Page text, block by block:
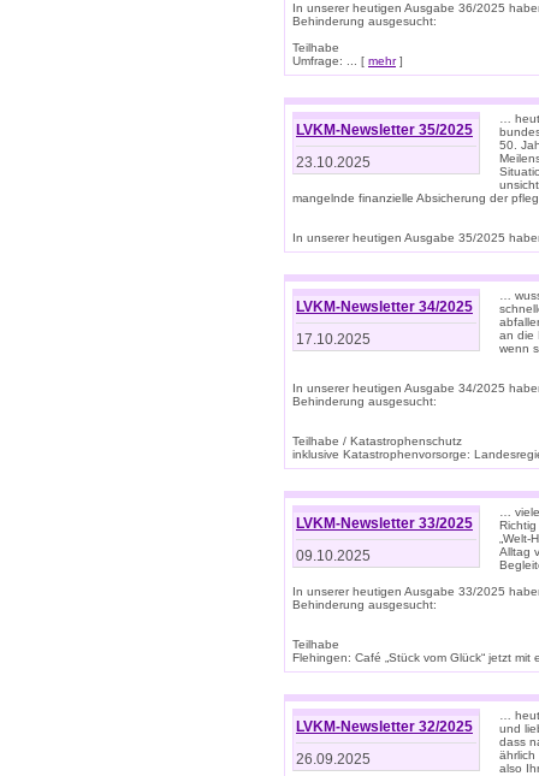
In unserer heutigen Ausgabe 36/2025
Behinderung ausgesucht:
Teilhabe
Umfrage: ... [ mehr]
LVKM-Newsletter 35/2025
23.10.2025
…
50.
mangelnde finanzielle Absicherung der
In unserer heutigen Ausgabe 35/2025
LVKM-Newsletter 34/2025
17.10.2025
…
an die
wenn
In unserer heutigen Ausgabe 34/2025
Behinderung ausgesucht:
Teilhabe / Katastrophenschutz
inklusive Katastrophenvorsorge:
LVKM-Newsletter 33/2025
09.10.2025
…
Alltag
In unserer heutigen Ausgabe 33/2025
Behinderung ausgesucht:
Teilhabe
Flehingen: Café „Stück vom Glück“ jetzt mit
LVKM-Newsletter 32/2025
26.09.2025
…
und
dass
ährlich
also